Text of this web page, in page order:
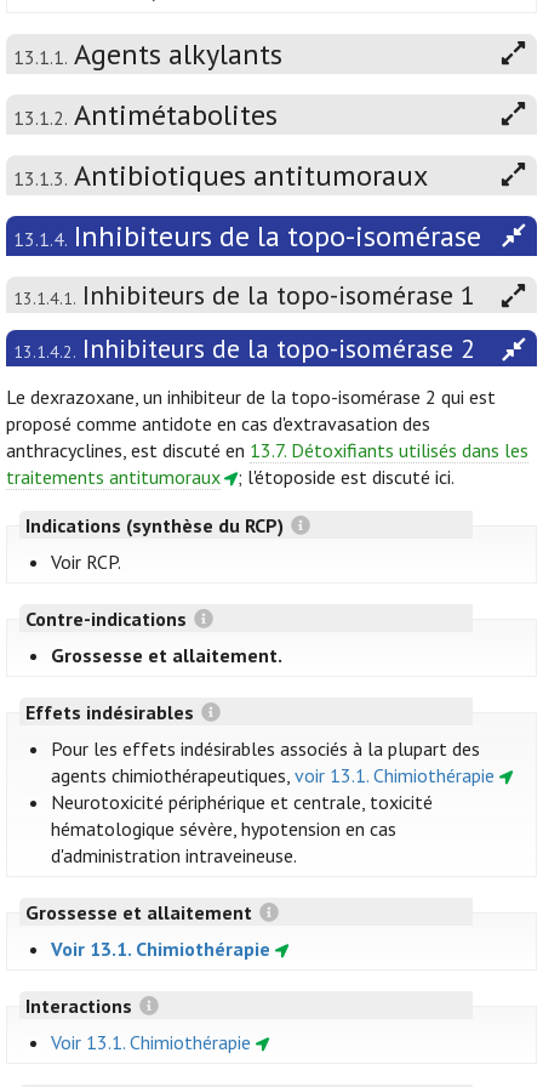
13.1.1. Agents alkylants
13.1.2. Antimétabolites
13.1.3. Antibiotiques antitumoraux
13.1.4. Inhibiteurs de la topo-isomérase
13.1.4.1. Inhibiteurs de la topo-isomérase 1
13.1.4.2. Inhibiteurs de la topo-isomérase 2
Le dexrazoxane, un inhibiteur de la topo-isomérase 2 qui est
proposé comme antidote en cas d'extravasation des
anthracyclines, est discuté en 13.7. Détoxifiants utilisés dans les
traitements antitumoraux
; l'étoposide est discuté ici.
Indications (synthèse du RCP)
Voir RCP.
Contre-indications
Grossesse et allaitement.
Effets indésirables
Pour les effets indésirables associés à la plupart des
agents chimiothérapeutiques,voir 13.1. Chimiothérapie
Neurotoxicité périphérique et centrale, toxicité
hématologique sévère, hypotension en cas
d'administration intraveineuse.
Grossesse et allaitement
Voir 13.1. Chimiothérapie
Interactions
Voir 13.1. Chimiothérapie